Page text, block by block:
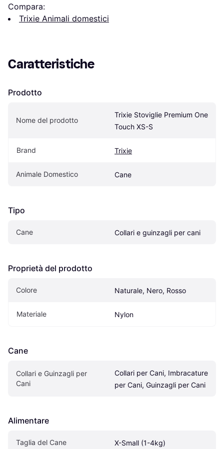
Compara:
Trixie Animali domestici
Caratteristiche
Prodotto
Nome del prodotto
Trixie Stoviglie Premium One
Touch XS-S
Brand Trixie
Animale Domestico Cane
Tipo
Cane Collari e guinzagli per cani
Proprietà del prodotto
Colore Naturale, Nero, Rosso
Materiale Nylon
Cane
Collari e Guinzagli per
Cani
Collari per Cani, Imbracature
per Cani, Guinzagli per Cani
Alimentare
Taglia del Cane X-Small (1-4kg)